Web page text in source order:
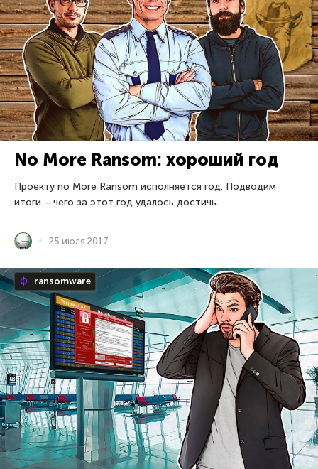
No More Ransom: хороший год
Проекту no More Ransom исполняется год. Подводим
итоги – чего за этот год удалось достичь.
25 июля 2017
ransomware